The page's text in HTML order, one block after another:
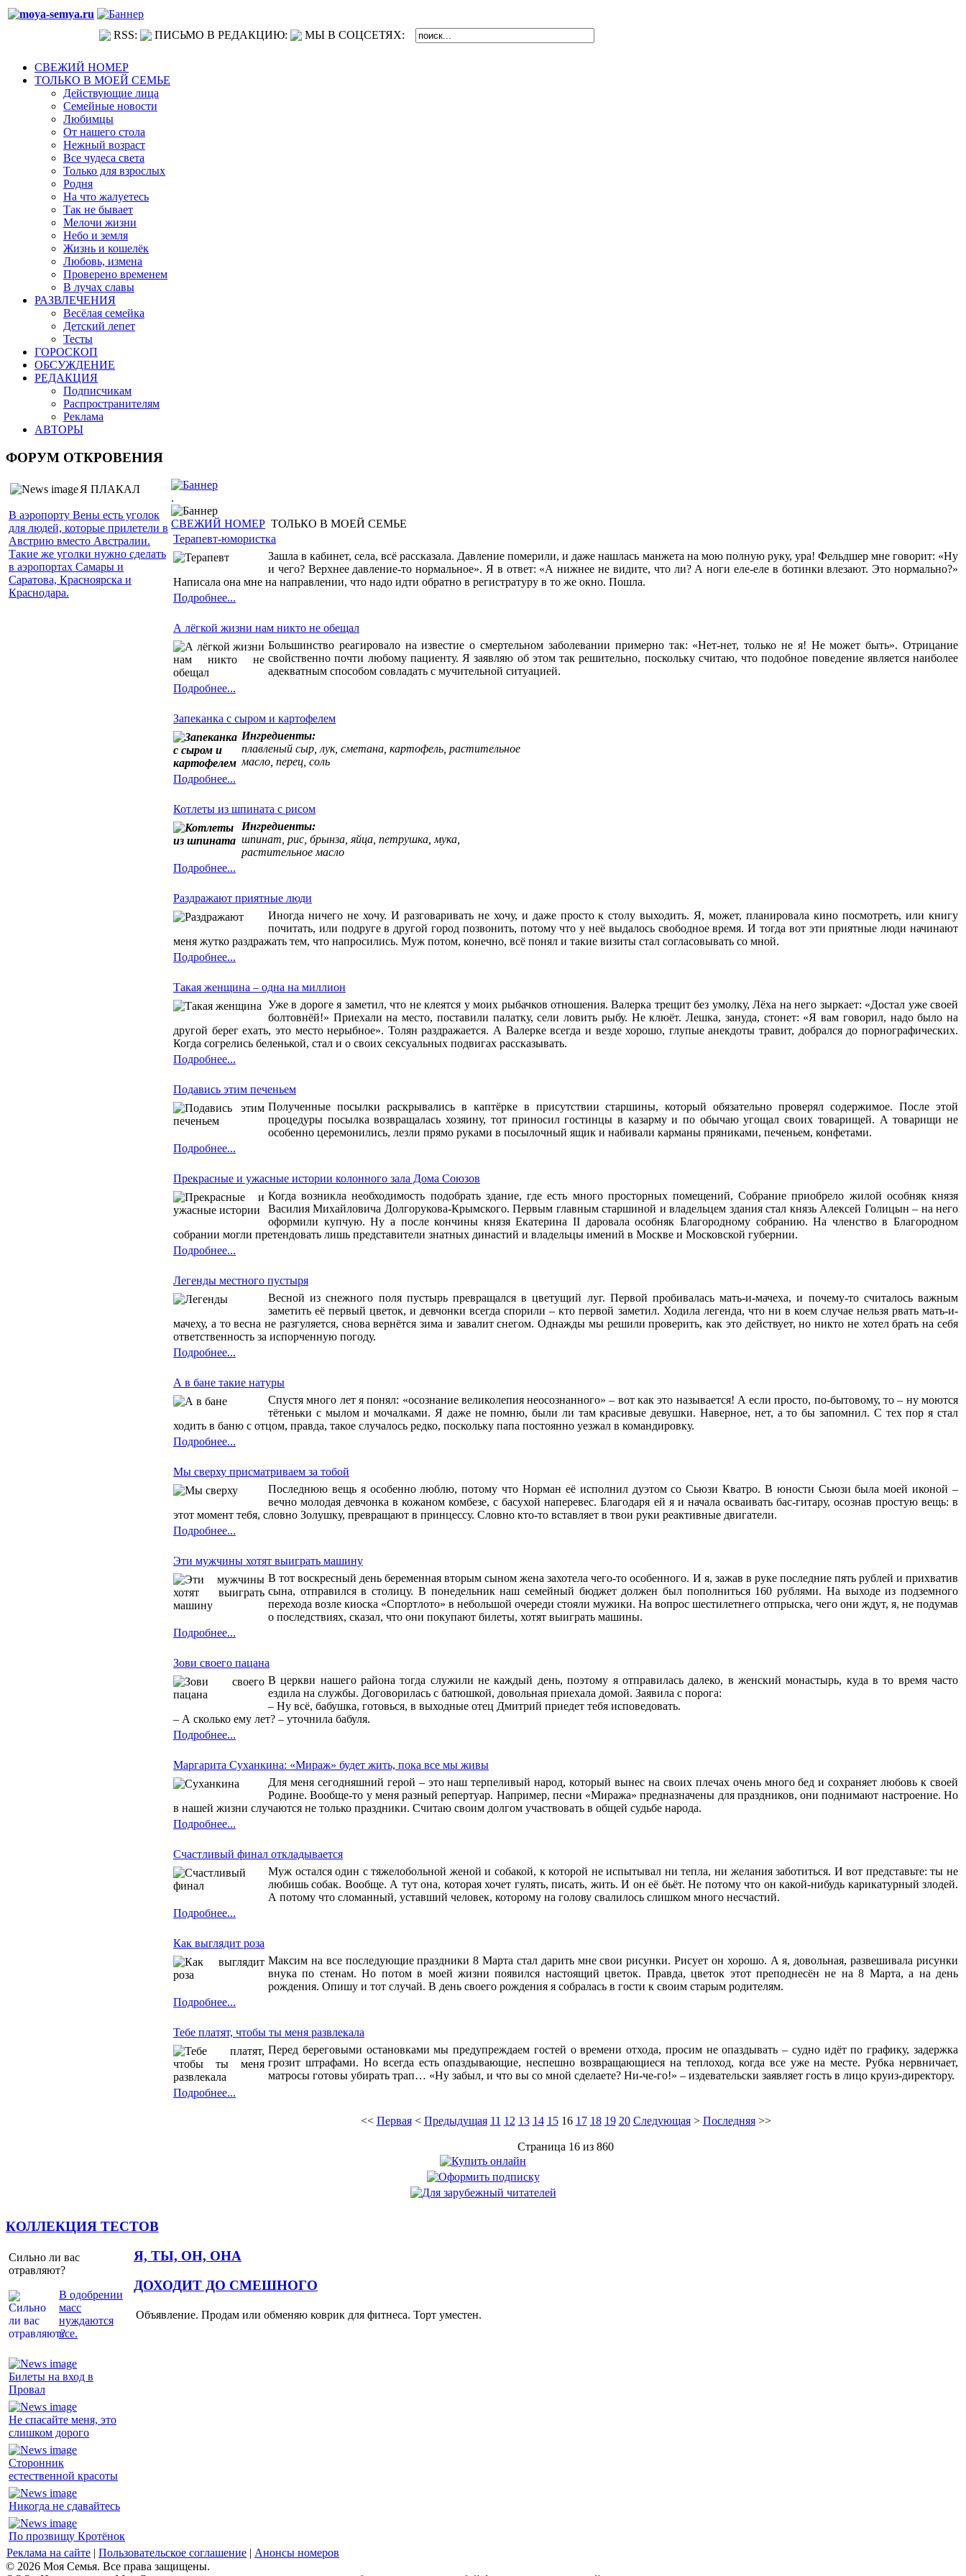
RSS: ПИСЬМО В РЕДАКЦИЮ: МЫ В СОЦСЕТЯХ:
СВЕЖИЙ НОМЕР
ТОЛЬКО В МОЕЙ СЕМЬЕ
Действующие лица
Семейные новости
Любимцы
От нашего стола
Нежный возраст
Все чудеса света
Только для взрослых
Родня
На что жалуетесь
Так не бывает
Мелочи жизни
Небо и земля
Жизнь и кошелёк
Любовь, измена
Проверено временем
В лучах славы
РАЗВЛЕЧЕНИЯ
Весёлая семейка
Детский лепет
Тесты
ГОРОСКОП
ОБСУЖДЕНИЕ
РЕДАКЦИЯ
Подписчикам
Распространителям
Реклама
АВТОРЫ
ФОРУМ ОТКРОВЕНИЯ
Я ПЛАКАЛ
В аэропорту Вены есть уголок
для людей, которые прилетели в
Австрию вместо Австралии.
Такие же уголки нужно сделать
в аэропортах Самары и
Саратова, Красноярска и
Краснодара.
.
СВЕЖИЙ НОМЕР ТОЛЬКО В МОЕЙ СЕМЬЕ
Терапевт-юмористка
Зашла в кабинет, села, всё рассказала. Давление померили, и даже нашлась манжета на мою полную руку, ура! Фельдшер мне говорит: «Ну
и чего? Верхнее давление-то нормальное». Я в ответ: «А нижнее не видите, что ли? А ноги еле-еле в ботинки влезают. Это нормально?»
Написала она мне на направлении, что надо идти обратно в регистратуру в то же окно. Пошла.
Подробнее...
А лёгкой жизни нам никто не обещал
Большинство реагировало на известие о смертельном заболевании примерно так: «Нет-нет, только не я! Не может быть». Отрицание
свойственно почти любому пациенту. Я заявляю об этом так решительно, поскольку считаю, что подобное поведение является наиболее
адекватным способом совладать с мучительной ситуацией.
Подробнее...
Запеканка с сыром и картофелем
Ингредиенты:
плавленый сыр, лук, сметана, картофель, растительное
масло, перец, соль
Подробнее...
Котлеты из шпината с рисом
Ингредиенты:
шпинат, рис, брынза, яйца, петрушка, мука,
растительное масло
Подробнее...
Раздражают приятные люди
Иногда ничего не хочу. И разговаривать не хочу, и даже просто к столу выходить. Я, может, планировала кино посмотреть, или книгу
почитать, или подруге в другой город позвонить, потому что у неё выдалось свободное время. И тогда вот эти приятные люди начинают
меня жутко раздражать тем, что напросились. Муж потом, конечно, всё понял и такие визиты стал согласовывать со мной.
Подробнее...
Такая женщина – одна на миллион
Уже в дороге я заметил, что не клеятся у моих рыбачков отношения. Валерка трещит без умолку, Лёха на него зыркает: «Достал уже своей
болтовнёй!» Приехали на место, поставили палатку, сели ловить рыбу. Не клюёт. Лешка, зануда, стонет: «Я вам говорил, надо было на
другой берег ехать, это место нерыбное». Толян раздражается. А Валерке всегда и везде хорошо, глупые анекдоты травит, добрался до порнографических.
Когда согрелись беленькой, стал и о своих сексуальных подвигах рассказывать.
Подробнее...
Подавись этим печеньем
Полученные посылки раскрывались в каптёрке в присутствии старшины, который обязательно проверял содержимое. После этой
процедуры посылка возвращалась хозяину, тот приносил гостинцы в казарму и по обычаю угощал своих товарищей. А товарищи не
особенно церемонились, лезли прямо руками в посылочный ящик и набивали карманы пряниками, печеньем, конфетами.
Подробнее...
Прекрасные и ужасные истории колонного зала Дома Союзов
Когда возникла необходимость подобрать здание, где есть много просторных помещений, Собрание приобрело жилой особняк князя
Василия Михайловича Долгорукова-Крымского. Первым главным старшиной и владельцем здания стал князь Алексей Голицын – на него
оформили купчую. Ну а после кончины князя Екатерина II даровала особняк Благородному собранию. На членство в Благородном
собрании могли претендовать лишь представители знатных династий и владельцы имений в Москве и Московской губернии.
Подробнее...
Легенды местного пустыря
Весной из снежного поля пустырь превращался в цветущий луг. Первой пробивалась мать-и-мачеха, и почему-то считалось важным
заметить её первый цветок, и девчонки всегда спорили – кто первой заметил. Ходила легенда, что ни в коем случае нельзя рвать мать-и-
мачеху, а то весна не разгуляется, снова вернётся зима и завалит снегом. Однажды мы решили проверить, как это действует, но никто не хотел брать на себя
ответственность за испорченную погоду.
Подробнее...
А в бане такие натуры
Спустя много лет я понял: «осознание великолепия неосознанного» – вот как это называется! А если просто, по-бытовому, то – ну моются
тётеньки с мылом и мочалками. Я даже не помню, были ли там красивые девушки. Наверное, нет, а то бы запомнил. С тех пор я стал
ходить в баню с отцом, правда, такое случалось редко, поскольку папа постоянно уезжал в командировку.
Подробнее...
Мы сверху присматриваем за тобой
Последнюю вещь я особенно люблю, потому что Норман её исполнил дуэтом со Сьюзи Кватро. В юности Сьюзи была моей иконой –
вечно молодая девчонка в кожаном комбезе, с басухой наперевес. Благодаря ей я и начала осваивать бас-гитару, осознав простую вещь: в
этот момент тебя, словно Золушку, превращают в принцессу. Словно кто-то вставляет в твои руки реактивные двигатели.
Подробнее...
Эти мужчины хотят выиграть машину
В тот воскресный день беременная вторым сыном жена захотела чего-то особенного. И я, зажав в руке последние пять рублей и прихватив
сына, отправился в столицу. В понедельник наш семейный бюджет должен был пополниться 160 рублями. На выходе из подземного
перехода возле киоска «Спортлото» в небольшой очереди стояли мужики. На вопрос шестилетнего отпрыска, чего они ждут, я, не подумав
о последствиях, сказал, что они покупают билеты, хотят выиграть машины.
Подробнее...
Зови своего пацана
В церкви нашего района тогда служили не каждый день, поэтому я отправилась далеко, в женский монастырь, куда в то время часто
ездила на службы. Договорилась с батюшкой, довольная приехала домой. Заявила с порога:
– Ну всё, бабушка, готовься, в выходные отец Дмитрий приедет тебя исповедовать.
– А сколько ему лет? – уточнила бабуля.
Подробнее...
Маргарита Суханкина: «Мираж» будет жить, пока все мы живы
Для меня сегодняшний герой – это наш терпеливый народ, который вынес на своих плечах очень много бед и сохраняет любовь к своей
Родине. Вообще-то у меня разный репертуар. Например, песни «Миража» предназначены для праздников, они поднимают настроение. Но
в нашей жизни случаются не только праздники. Считаю своим долгом участвовать в общей судьбе народа.
Подробнее...
Счастливый финал откладывается
Муж остался один с тяжелобольной женой и собакой, к которой не испытывал ни тепла, ни желания заботиться. И вот представьте: ты не
любишь собак. Вообще. А тут она, которая хочет гулять, писать, жить. И он её бьёт. Не потому что он какой-нибудь карикатурный злодей.
А потому что сломанный, уставший человек, которому на голову свалилось слишком много несчастий.
Подробнее...
Как выглядит роза
Максим на все последующие праздники 8 Марта стал дарить мне свои рисунки. Рисует он хорошо. А я, довольная, развешивала рисунки
внука по стенам. Но потом в моей жизни появился настоящий цветок. Правда, цветок этот преподнесён не на 8 Марта, а на день
рождения. Опишу и тот случай. В день своего рождения я собралась в гости к своим старым родителям.
Подробнее...
Тебе платят, чтобы ты меня развлекала
Перед береговыми остановками мы предупреждаем гостей о времени отхода, просим не опаздывать – судно идёт по графику, задержка
грозит штрафами. Но всегда есть опаздывающие, неспешно возвращающиеся на теплоход, когда все уже на месте. Рубка нервничает,
матросы готовы убирать трап… «Ну забыл, и что вы со мной сделаете? Ни-че-го!» – издевательски заявляет гость в лицо круиз-директору.
Подробнее...
<< Первая< Предыдущая 11 12 13 14 15 16 17 18 19 20 Следующая> Последняя>>
Страница 16 из 860
КОЛЛЕКЦИЯ ТЕСТОВ
Сильно ли вас
отравляют?
В одобрении
масс
нуждаются
все.
Я, ТЫ, ОН, ОНА
Билеты на вход в
Провал
Не спасайте меня, это
слишком дорого
Сторонник
естественной красоты
Никогда не сдавайтесь
По прозвищу Кротёнок
ДОХОДИТ ДО СМЕШНОГО
Объявление. Продам или обменяю коврик для фитнеса. Торт уместен.
Реклама на сайте | Пользовательское соглашение | Анонсы номеров
© 2026 Моя Семья. Все права защищены.